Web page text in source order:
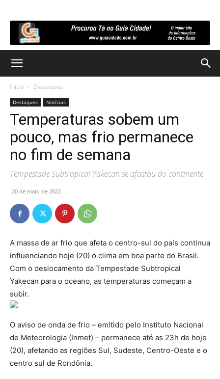
Início Destaques
Destaques Notícias
Temperaturas sobem um
pouco, mas frio permanece
no fim de semana
Tempestade Subtropical Yakecan se afastou do continente
20 de maio de 2022
A massa de ar frio que afeta o centro-sul do país continua
influenciando hoje (20) o clima em boa parte do Brasil.
Com o deslocamento da Tempestade Subtropical
Yakecan para o oceano, as temperaturas começam a
subir.
O aviso de onda de frio – emitido pelo Instituto Nacional
de Meteorologia (Inmet) – permanece até as 23h de hoje
(20), afetando as regiões Sul, Sudeste, Centro-Oeste e o
centro sul de Rondônia.